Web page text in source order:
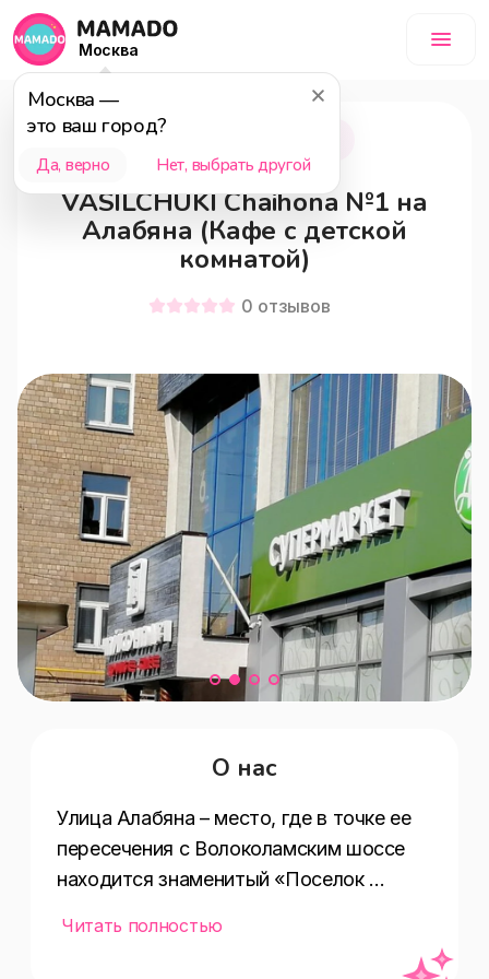
Москва
Москва —
это ваш город?
Да, верно Нет, выбрать другой
Москва
VASILCHUKÍ Chaihona №1 на
Алабяна (Кафе с детской
комнатой)
0 отзывов
О нас
Улица Алабяна – место, где в точке ее
пересечения с Волоколамским шоссе
находится знаменитый «Поселок
Читать полностью